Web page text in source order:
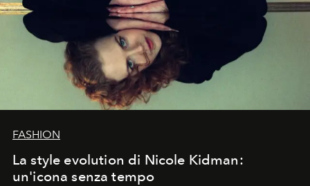
FASHION
La style evolution di Nicole Kidman:
un'icona senza tempo